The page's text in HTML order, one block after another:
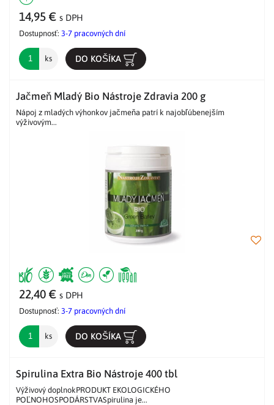
14,95 € s DPH
Dostupnosť: 3-7 pracovných dní
ks DO KOŠÍKA
Jačmeň Mladý Bio Nástroje Zdravia 200 g
Nápoj z mladých výhonkov jačmeňa patrí k najobľúbenejším
výživovým...
22,40 € s DPH
Dostupnosť: 3-7 pracovných dní
ks DO KOŠÍKA
Spirulina Extra Bio Nástroje 400 tbl
Výživový doplnokPRODUKT EKOLOGICKÉHO
POĽNOHOSPODÁRSTVASpirulina je...